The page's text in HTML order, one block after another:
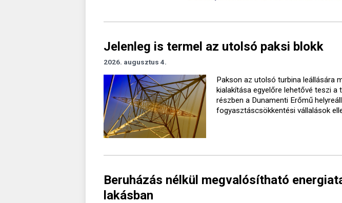
Jelenleg is termel az utolsó paksi blokk
2026. augusztus 4.
Pakson az utolsó turbina leállására
kialakítása egyelőre lehetővé teszi
részben a Dunamenti Erőmű
fogyasztáscsökkentési vállalások
Beruházás nélkül megvalósítható
lakásban